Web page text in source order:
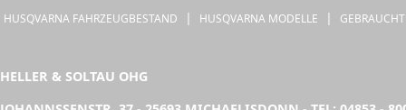
HUSQVARNA FAHRZEUGBESTAND | HUSQVARNA MODELLE |
HELLER & SOLTAU OHG